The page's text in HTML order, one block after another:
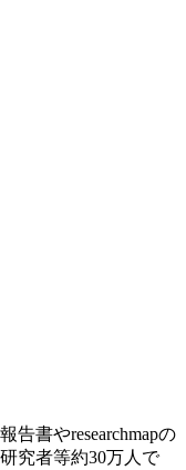
告書やresearchmapの
究者等約30万人で